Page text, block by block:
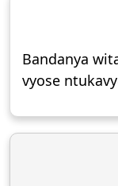
Bandanya
vyose